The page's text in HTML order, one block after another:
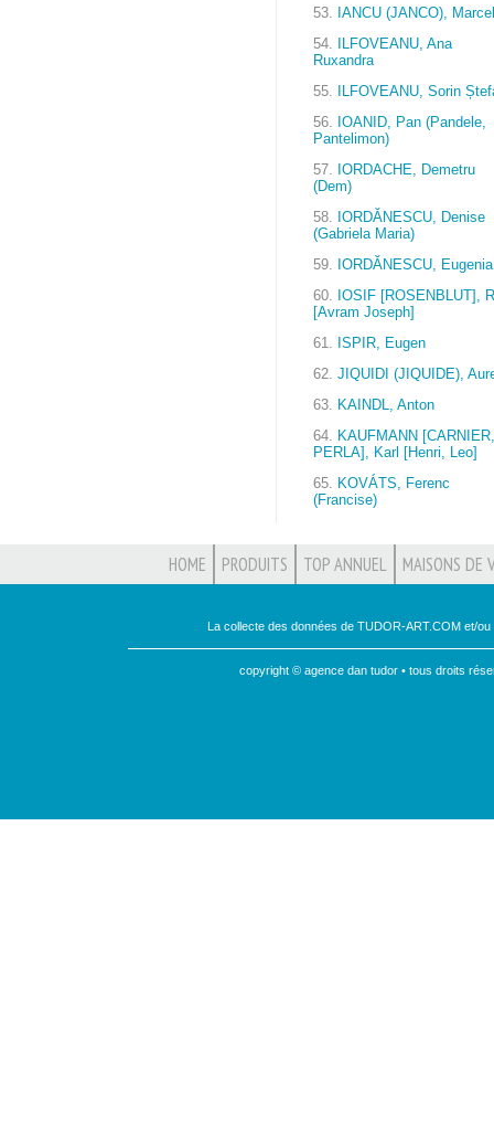
53. IANCU (JANCO), Marcel
54.
ILFOVEANU, Ana
Ruxandra
55.
ILFOVEANU, Sorin
56. IOANID, Pan (Pandele,
Pantelimon)
57. IORDACHE, Demetru
(Dem)
58. IORDĂNESCU, Denise
(Gabriela Maria)
59. IORDĂNESCU, Eugenia
60. IOSIF [ROSENBLUT],
[Avram Joseph]
61. ISPIR, Eugen
62. JIQUIDI (JIQUIDE),
63. KAINDL, Anton
64. KAUFMANN [CARNIER,
PERLA], Karl [Henri, Leo]
65. KOVÁTS, Ferenc
(Francise)
HOME PRODUITS TOP ANNUEL MAISONS DE
La collecte des données de TUDOR-ART.COM et/
copyright © agence dan tudor • tous droits